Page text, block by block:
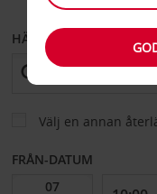
HÄMTA FRÅN
Välj en annan
FRÅN-DATUM